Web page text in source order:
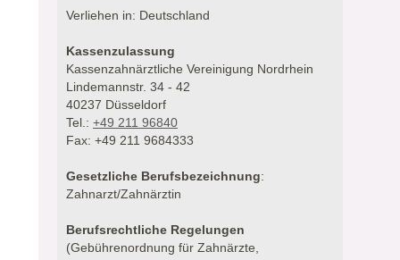
Verliehen in: Deutschland
Kassenzulassung
Kassenzahnärztliche Vereinigung Nordrhein
Lindemannstr. 34 - 42
40237 Düsseldorf
Tel.: +49 211 96840
Fax: +49 211 9684333
Gesetzliche Berufsbezeichnung:
Zahnarzt/Zahnärztin
Berufsrechtliche Regelungen
(Gebührenordnung für Zahnärzte,